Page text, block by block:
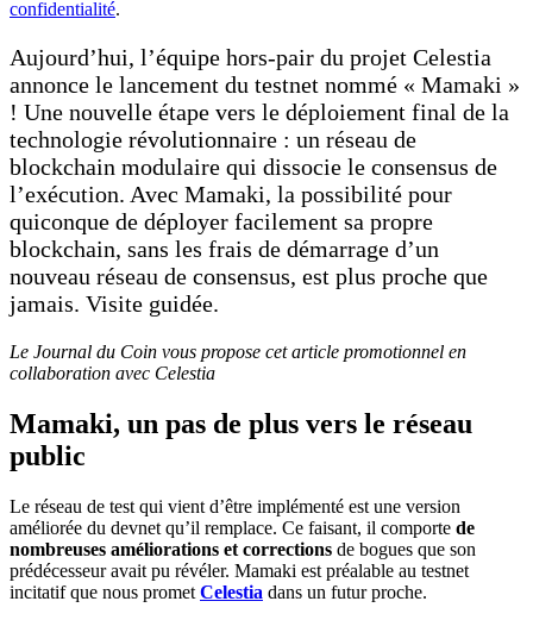
confidentialité.
Aujourd’hui, l’équipe hors-pair du projet Celestia
annonce le lancement du testnet nommé « Mamaki »
! Une nouvelle étape vers le déploiement final de la
technologie révolutionnaire : un réseau de
blockchain modulaire qui dissocie le consensus de
l’exécution. Avec Mamaki, la possibilité pour
quiconque de déployer facilement sa propre
blockchain, sans les frais de démarrage d’un
nouveau réseau de consensus, est plus proche que
jamais. Visite guidée.
Le Journal du Coin vous propose cet article promotionnel en
collaboration avec Celestia
Mamaki, un pas de plus vers le réseau
public
Le réseau de test qui vient d’être implémenté est une version
améliorée du devnet qu’il remplace. Ce faisant, il comporte de
nombreuses améliorations et corrections de bogues que son
prédécesseur avait pu révéler. Mamaki est préalable au testnet
incitatif que nous promet Celestia dans un futur proche.